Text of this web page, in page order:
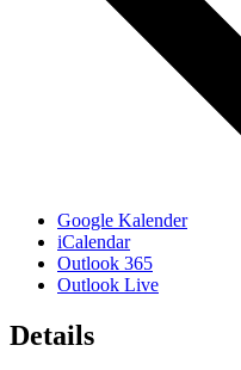
Google Kalender
iCalendar
Outlook 365
Outlook Live
Details